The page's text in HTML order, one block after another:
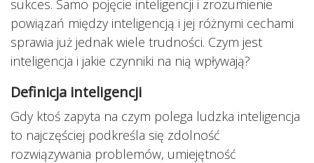
sukces. Samo pojęcie inteligencji i zrozumienie
powiązań między inteligencją i jej różnymi cechami
sprawia już jednak wiele trudności. Czym jest
inteligencja i jakie czynniki na nią wpływają?
Definicja inteligencji
Gdy ktoś zapyta na czym polega ludzka inteligencja
to najczęściej podkreśla się zdolność
rozwiązywania problemów, umiejętność